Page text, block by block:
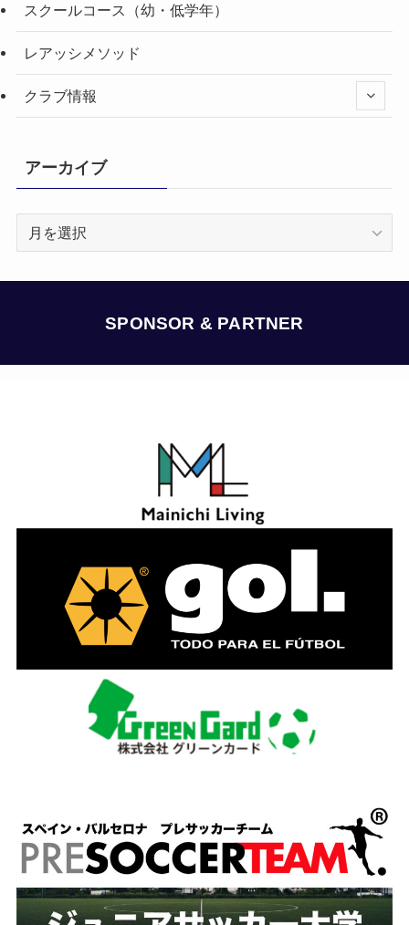
スクールコース（幼・低学年）
レアッシメソッド
クラブ情報
アーカイブ
SPONSOR & PARTNER